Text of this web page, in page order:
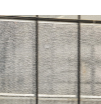
ELEKTRISCH
€ 32.995,-
Accessoires
Onderdelen
Accessoires
Banden
Thuislaadpakketten
Laadpas
Energie en slim
Bedrijfswagens
maat
Financieren of
leasen
Verzekeren